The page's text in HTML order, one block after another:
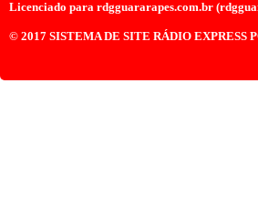
Licenciado para rdgguararapes.com.br
© 2017 SISTEMA DE SITE RÁDIO EXPRESS